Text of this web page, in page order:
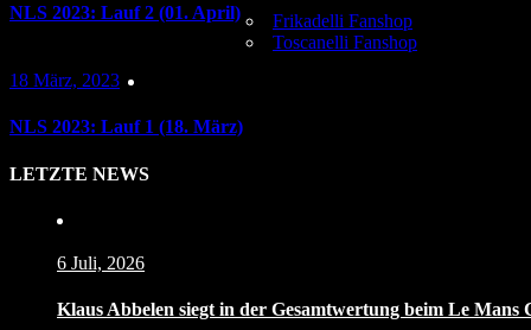
Frikadelli Fanshop
Toscanelli Fanshop
NLS 2023: Lauf 2 (01. April)
18 März, 2023
NLS 2023: Lauf 1 (18. März)
LETZTE NEWS
6 Juli, 2026
Klaus Abbelen siegt in der Gesamtwertung beim Le Mans